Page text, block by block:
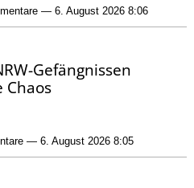
— 6. August 2026 8:06
Gefängnissen
Chaos
— 6. August 2026 8:05